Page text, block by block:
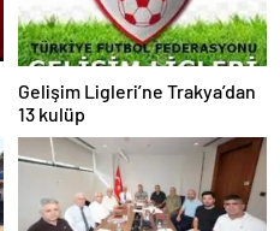
Gelişim Ligleri’ne Trakya’dan
13 kulüp